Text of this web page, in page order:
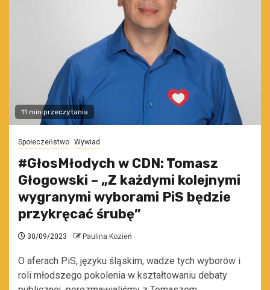
11 min przeczytania
Społeczeństwo Wywiad
#GłosMłodych w CDN: Tomasz
Głogowski – „Z każdymi kolejnymi
wygranymi wyborami PiS będzie
przykręcać śrubę”
30/09/2023 Paulina Kozień
O aferach PiS, języku śląskim, wadze tych wyborów i
roli młodszego pokolenia w kształtowaniu debaty